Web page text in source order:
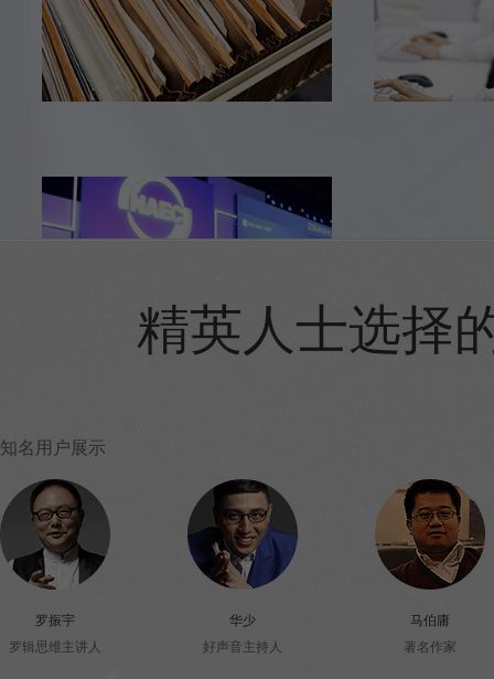
查看VIP十大特权服务 >>
精英人士选择
知名用户展示
罗振宇
罗辑思维主讲人
华少
好声音主持人
马伯庸
著名作家